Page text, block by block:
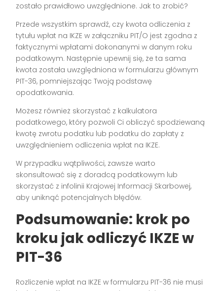
zostało prawidłowo uwzględnione. Jak to zrobić?
Przede wszystkim sprawdź, czy kwota odliczenia z
tytułu wpłat na IKZE w załączniku PIT/O jest zgodna z
faktycznymi wpłatami dokonanymi w danym roku
podatkowym. Następnie upewnij się, że ta sama
kwota została uwzględniona w formularzu głównym
PIT-36, pomniejszając Twoją podstawę
opodatkowania.
Możesz również skorzystać z kalkulatora
podatkowego, który pozwoli Ci obliczyć spodziewaną
kwotę zwrotu podatku lub podatku do zapłaty z
uwzględnieniem odliczenia wpłat na IKZE.
W przypadku wątpliwości, zawsze warto
skonsultować się z doradcą podatkowym lub
skorzystać z infolinii Krajowej Informacji Skarbowej,
aby uniknąć potencjalnych błędów.
Podsumowanie: krok po
kroku jak odliczyć IKZE w
PIT-36
Rozliczenie wpłat na IKZE w formularzu PIT-36 nie musi